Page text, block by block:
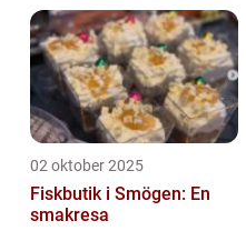
02 oktober 2025
Fiskbutik i Smögen: En
smakresa